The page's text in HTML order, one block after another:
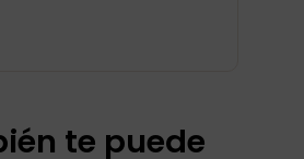
te puede